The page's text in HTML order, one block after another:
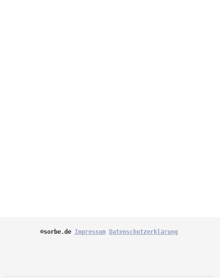
©sorbe.de Impressum Datenschutzerklärung